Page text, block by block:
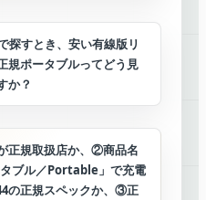
探すとき、安い有線版リ
規ポータブルってどう見
か？
正規取扱店か、②商品名
ブル／Portable」で充電
の正規スペックか、③正